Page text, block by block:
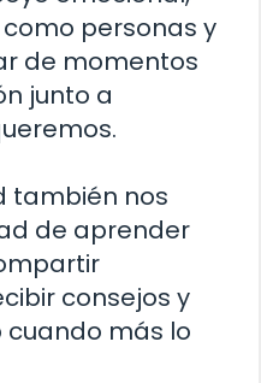
personas y
de momentos
junto a
también nos
de aprender
consejos y
más lo